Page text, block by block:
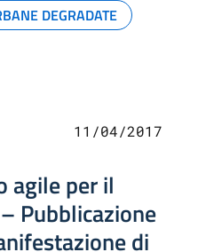
DEGRADATE
11/04/2017
agile per il
Pubblicazione
di